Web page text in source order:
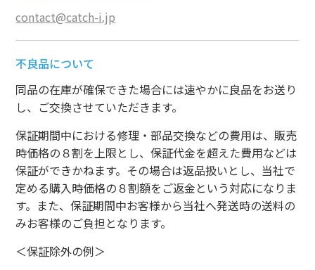
contact@catch-i.jp
不良品について
同品の在庫が確保できた場合には速やかに良品をお送り
し、ご交換させていただきます。
保証期間中における修理・部品交換などの費用は、販売
時価格の８割を上限とし、保証代金を超えた費用などは
保証ができかねます。その場合は返品扱いとし、当社で
定める購入時価格の８割額をご返金という対応になりま
す。また、保証期間中お客様から当社へ発送時の送料の
みお客様のご負担となります。
＜保証除外の例＞